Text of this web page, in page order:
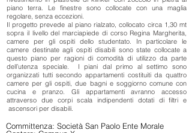
piano terra. Le finestre sono collocate con una maglia
regolare, senza eccezioni.
Il progetto prevede al piano rialzato, collocato circa 1,30 mt
sopra il livello del marciapiede di corso Regina Margherita,
camere per gli ospiti dello studentato. In particolare le
camere destinate agli ospiti disabili sono state collocate a
questo piano per ragioni di comodità di utilizzo da parte
dell’utenza speciale. I piani dal primo al settimo sono
organizzati tutti secondo appartamenti costituiti da quattro
camere per gli ospiti, due bagni e soggiorno comune con
cucina e pranzo. Gli appartamenti avranno accesso
attraverso due corpi scala indipendenti dotati di filtri e
ascensori per disabili.
Committenza: Società San Paolo Ente Morale